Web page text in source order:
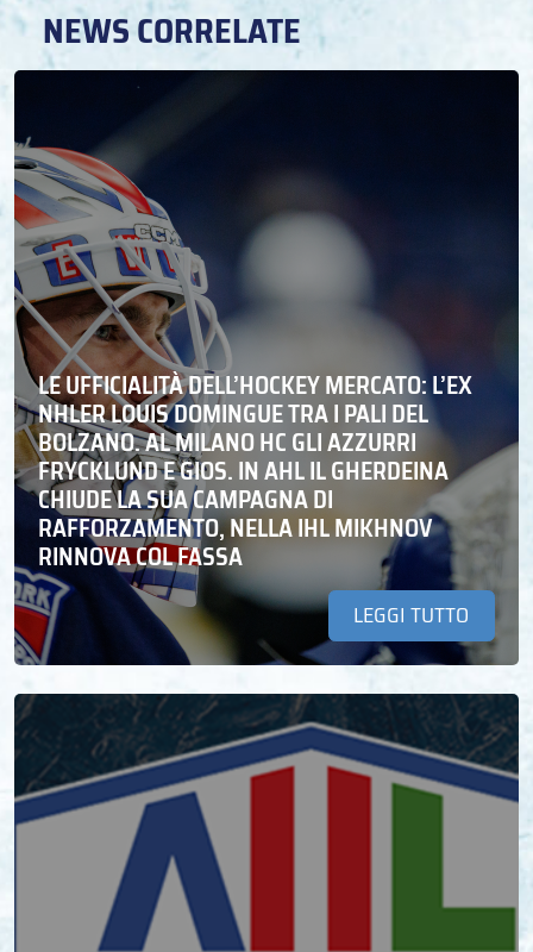
NEWS CORRELATE
LE UFFICIALITÀ DELL’HOCKEY MERCATO: L’EX
NHLER LOUIS DOMINGUE TRA I PALI DEL
BOLZANO. AL MILANO HC GLI AZZURRI
FRYCKLUND E GIOS. IN AHL IL GHERDEINA
CHIUDE LA SUA CAMPAGNA DI
RAFFORZAMENTO, NELLA IHL MIKHNOV
RINNOVA COL FASSA
LEGGI TUTTO